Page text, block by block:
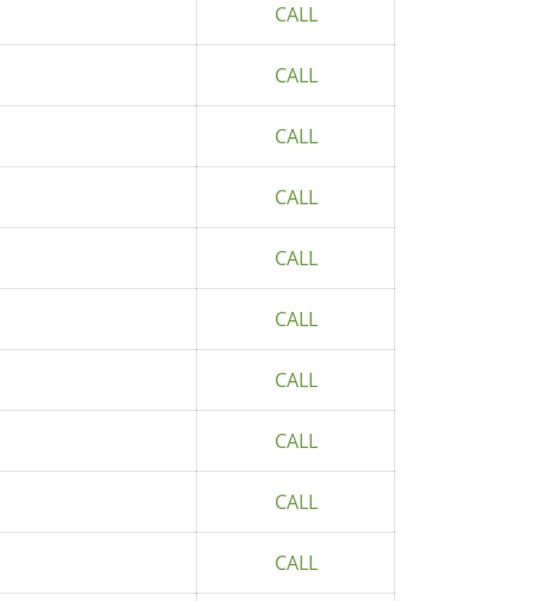
CALL
CALL
CALL
CALL
CALL
CALL
CALL
CALL
CALL
CALL